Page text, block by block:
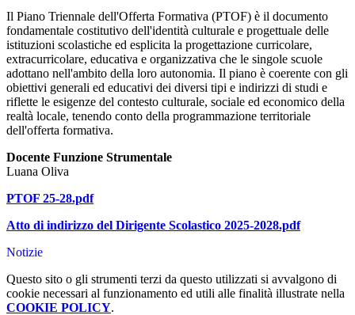
Il Piano Triennale dell'Offerta Formativa (PTOF) è il documento
fondamentale costitutivo dell'identità culturale e progettuale delle
istituzioni scolastiche ed esplicita la progettazione curricolare,
extracurricolare, educativa e organizzativa che le singole scuole
adottano nell'ambito della loro autonomia. Il piano è coerente con gli
obiettivi generali ed educativi dei diversi tipi e indirizzi di studi e
riflette le esigenze del contesto culturale, sociale ed economico della
realtà locale, tenendo conto della programmazione territoriale
dell'offerta formativa.
Docente Funzione Strumentale
Luana Oliva
PTOF 25-28.pdf
Atto di indirizzo del Dirigente Scolastico 2025-2028.pdf
Notizie
Questo sito o gli strumenti terzi da questo utilizzati si avvalgono di
cookie necessari al funzionamento ed utili alle finalità illustrate nella
COOKIE POLICY.